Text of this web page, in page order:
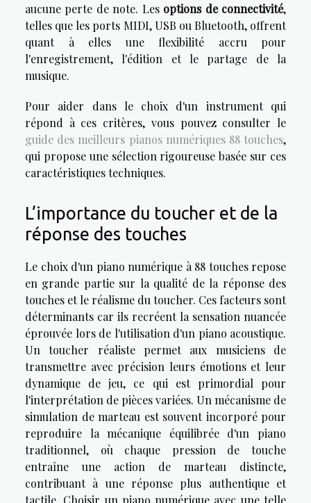
aucune perte de note. Les options de connectivité,
telles que les ports MIDI, USB ou Bluetooth, offrent
quant à elles une flexibilité accru pour
l'enregistrement, l'édition et le partage de la
musique.
Pour aider dans le choix d'un instrument qui
répond à ces critères, vous pouvez consulter le
guide des meilleurs pianos numériques 88 touches,
qui propose une sélection rigoureuse basée sur ces
caractéristiques techniques.
L’importance du toucher et de la
réponse des touches
Le choix d'un piano numérique à 88 touches repose
en grande partie sur la qualité de la réponse des
touches et le réalisme du toucher. Ces facteurs sont
déterminants car ils recréent la sensation nuancée
éprouvée lors de l'utilisation d'un piano acoustique.
Un toucher réaliste permet aux musiciens de
transmettre avec précision leurs émotions et leur
dynamique de jeu, ce qui est primordial pour
l'interprétation de pièces variées. Un mécanisme de
simulation de marteau est souvent incorporé pour
reproduire la mécanique équilibrée d'un piano
traditionnel, où chaque pression de touche
entraîne une action de marteau distincte,
contribuant à une réponse plus authentique et
tactile. Choisir un piano numérique avec une telle